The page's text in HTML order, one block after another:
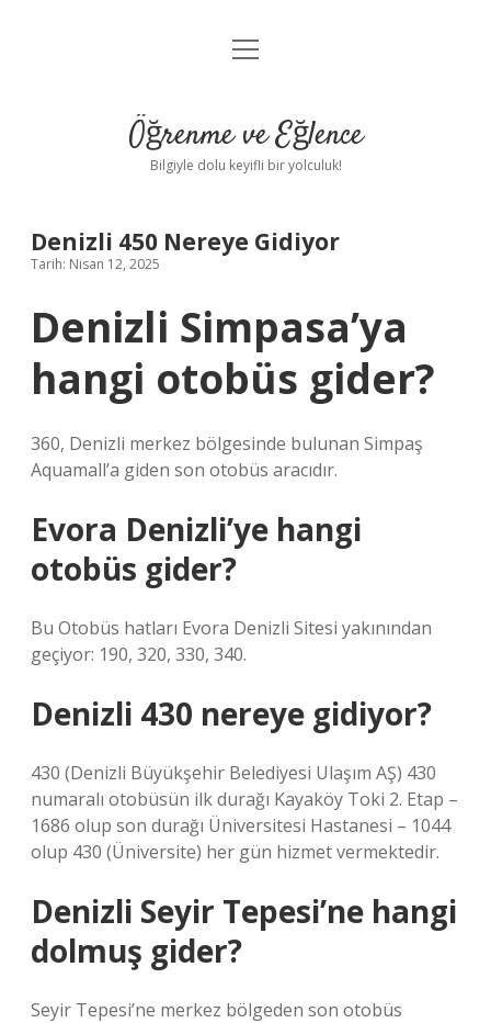
Anasayfa
Yasal Uyarı
menüyü
Öğrenme ve Eğlence
Bilgiyle dolu keyifli bir yolculuk!
Denizli 450 Nereye Gidiyor
Tarih: Nisan 12, 2025
Denizli Simpasa’ya
hangi otobüs gider?
360, Denizli merkez bölgesinde bulunan Simpaş
Aquamall’a giden son otobüs aracıdır.
Evora Denizli’ye hangi
otobüs gider?
Bu Otobüs hatları Evora Denizli Sitesi yakınından
geçiyor: 190, 320, 330, 340.
Denizli 430 nereye gidiyor?
430 (Denizli Büyükşehir Belediyesi Ulaşım AŞ) 430
numaralı otobüsün ilk durağı Kayaköy Toki 2. Etap –
1686 olup son durağı Üniversitesi Hastanesi – 1044
olup 430 (Üniversite) her gün hizmet vermektedir.
Denizli Seyir Tepesi’ne hangi
dolmuş gider?
Seyir Tepesi’ne merkez bölgeden son otobüs